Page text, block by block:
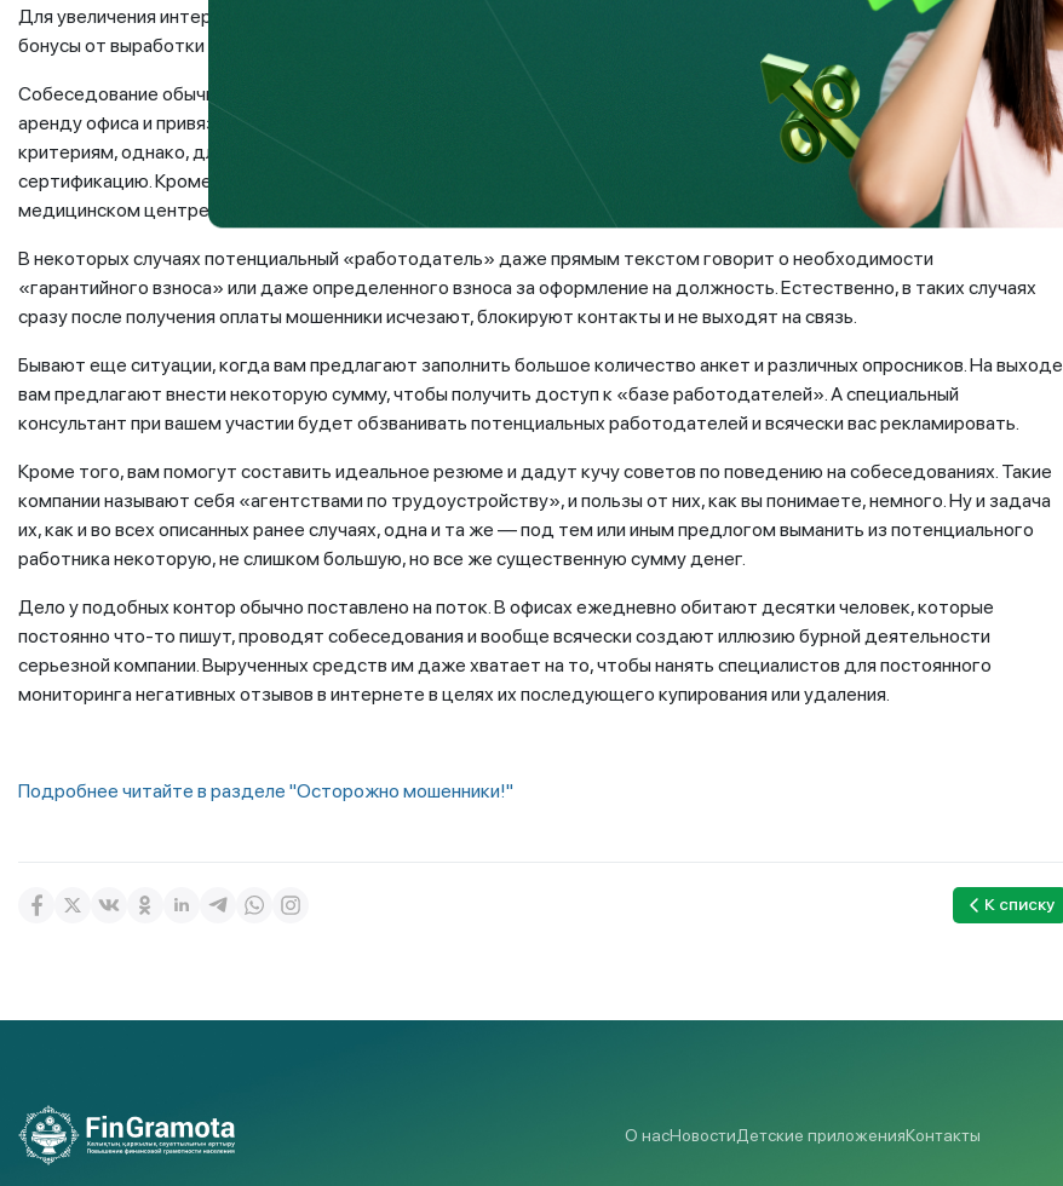
Для увеличения интереса потенциальных жертв, в вакансии указана ежедневная или еженедельная оплата, премии и
бонусы от выработки и быстрый карьерный рост.
Собеседование обычно проходит в таких случаях онлайн или по телефону – ведь мошенники не хотят тратиться на
аренду офиса и привязывать себя к конкретной локации. При этом соискателю говорят, что он подходит по всем
критериям, однако, для того чтобы выйти на работу, нужно в обязательном порядке пройти платное обучение и/или
сертификацию. Кроме того, необходим медосмотр, пройти который можно не где-нибудь, а в конкретном
медицинском центре или купить медицинскую справку у «своего» врача.
В некоторых случаях потенциальный «работодатель» даже прямым текстом говорит о необходимости
«гарантийного взноса» или даже определенного взноса за оформление на должность. Естественно, в таких случаях
сразу после получения оплаты мошенники исчезают, блокируют контакты и не выходят на связь.
Бывают еще ситуации, когда вам предлагают заполнить большое количество анкет и различных опросников. На выходе
вам предлагают внести некоторую сумму, чтобы получить доступ к «базе работодателей». А специальный
консультант при вашем участии будет обзванивать потенциальных работодателей и всячески вас рекламировать.
Кроме того, вам помогут составить идеальное резюме и дадут кучу советов по поведению на собеседованиях. Такие
компании называют себя «агентствами по трудоустройству», и пользы от них, как вы понимаете, немного. Ну и задача
их, как и во всех описанных ранее случаях, одна и та же — под тем или иным предлогом выманить из потенциального
работника некоторую, не слишком большую, но все же существенную сумму денег.
Дело у подобных контор обычно поставлено на поток. В офисах ежедневно обитают десятки человек, которые
постоянно что-то пишут, проводят собеседования и вообще всячески создают иллюзию бурной деятельности
серьезной компании. Вырученных средств им даже хватает на то, чтобы нанять специалистов для постоянного
мониторинга негативных отзывов в интернете в целях их последующего купирования или удаления.
Подробнее читайте в разделе "Осторожно мошенники!"
К списку
О насНовостиДетские приложенияКонтакты